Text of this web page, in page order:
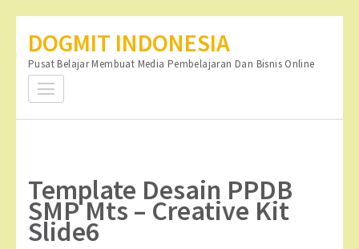
ke
konten
(Tekan
DOGMIT INDONESIA
Pusat Belajar Membuat Media Pembelajaran Dan Bisnis Online
Template Desain PPDB
SMP Mts – Creative Kit
Slide6